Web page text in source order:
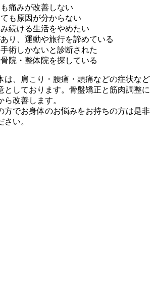
痛みが改善しない
も原因が分からない
続ける生活をやめたい
り、運動や旅行を諦めている
術しかないと診断された
院・整体院を探している
は、肩こり・腰痛・頭痛などの症状など
としております。骨盤矯正と筋肉調整に
ら改善します。
方でお身体のお悩みをお持ちの方は是非
い。